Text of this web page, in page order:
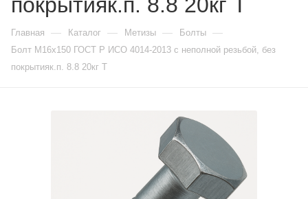
Главная — Каталог — Метизы — Болты —
Болт М16x150 ГОСТ Р ИСО 4014-2013 с неполной резьбой, без
покрытияк.п. 8.8 20кг Т